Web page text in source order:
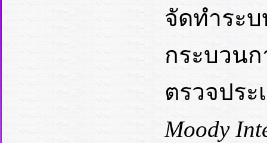
จัดทำระ
กระบวนก
ตรวจปร
Moody